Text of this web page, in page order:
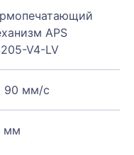
APS
V4-LV
90 мм/с
мм